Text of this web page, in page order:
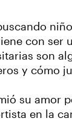
con ser
son
y cómo
su amor
en la